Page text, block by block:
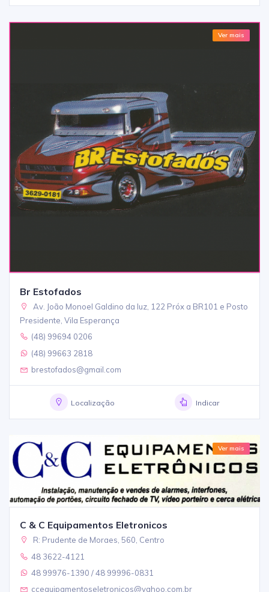
Ver mais
Br Estofados
Av. João Monoel Galdino da luz, 122 Próx a BR101 e Posto
Presidente, Vila Esperança
(48) 99694 0206
(48) 99663 2818
brestofados@gmail.com
Localização Indicar
Ver mais
C & C Equipamentos Eletronicos
R: Prudente de Moraes, 560, Centro
48 3622-4121
48 99976-1390 / 48 99996-0831
ccequipamentoseletronicos@yahoo.com.br